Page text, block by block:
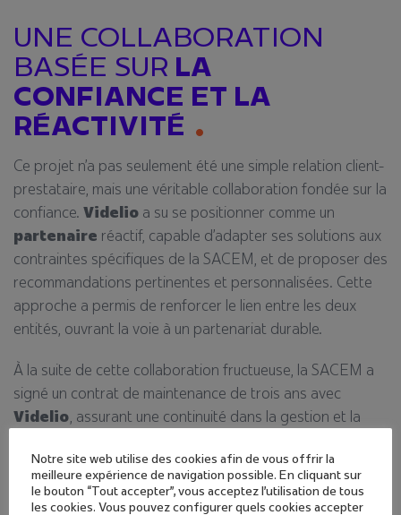
UNE COLLABORATION
BASÉE SUR LA
CONFIANCE ET LA
RÉACTIVITÉ
Ce projet n’a pas seulement été une simple relation client-
prestataire, mais une véritable collaboration fondée sur la
confiance. Videlio a su se positionner comme un
partenaire réactif, capable d’adapter ses solutions aux
contraintes spécifiques de la SACEM, et de proposer des
recommandations pertinentes et personnalisées. Cette
approche a permis de renforcer le lien entre les deux
entités, ouvrant la voie à un partenariat durable.
À la suite de cette collaboration fructueuse, la SACEM a
signé un contrat de maintenance de trois ans avec
Videlio, assurant une continuité dans la gestion et la
Notre site web utilise des cookies afin de vous offrir la
meilleure expérience de navigation possible. En cliquant sur
le bouton “Tout accepter”, vous acceptez l'utilisation de tous
les cookies. Vous pouvez configurer quels cookies accepter